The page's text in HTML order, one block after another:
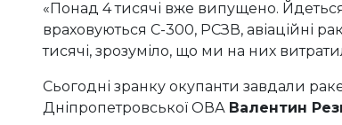
«Понад 4 тисячі вже випущено.
враховуються С-300, РСЗВ, авіаційні
тисячі, зрозуміло, що ми на них
Сьогодні зранку окупанти завдали
Дніпропетровської ОВА Валентин